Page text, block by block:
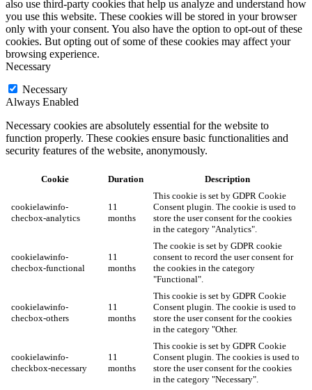
also use third-party cookies that help us analyze and understand how
you use this website. These cookies will be stored in your browser
only with your consent. You also have the option to opt-out of these
cookies. But opting out of some of these cookies may affect your
browsing experience.
Necessary
Necessary
Always Enabled
Necessary cookies are absolutely essential for the website to
function properly. These cookies ensure basic functionalities and
security features of the website, anonymously.
Cookie Duration Description
cookielawinfo-
checbox-analytics
11
months
This cookie is set by GDPR Cookie
Consent plugin. The cookie is used to
store the user consent for the cookies
in the category "Analytics".
cookielawinfo-
checbox-functional
11
months
The cookie is set by GDPR cookie
consent to record the user consent for
the cookies in the category
"Functional".
cookielawinfo-
checbox-others
11
months
This cookie is set by GDPR Cookie
Consent plugin. The cookie is used to
store the user consent for the cookies
in the category "Other.
cookielawinfo-
checkbox-necessary
11
months
This cookie is set by GDPR Cookie
Consent plugin. The cookies is used to
store the user consent for the cookies
in the category "Necessary".